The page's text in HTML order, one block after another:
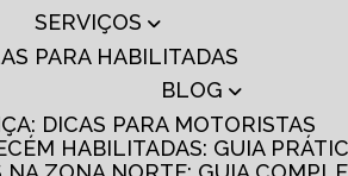
SERVIÇOS
PARA HABILITADAS
BLOG
DICAS PARA MOTORISTAS
HABILITADAS: GUIA